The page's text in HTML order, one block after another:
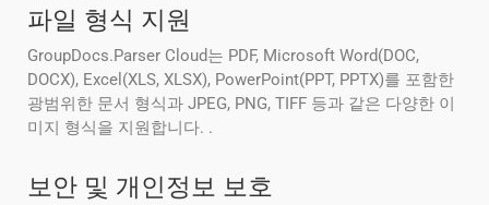
파일 형식 지원
GroupDocs.Parser Cloud는 PDF, Microsoft Word(DOC,
DOCX), Excel(XLS, XLSX), PowerPoint(PPT, PPTX)를 포함한
광범위한 문서 형식과 JPEG, PNG, TIFF 등과 같은 다양한 이
미지 형식을 지원합니다. .
보안 및 개인정보 보호